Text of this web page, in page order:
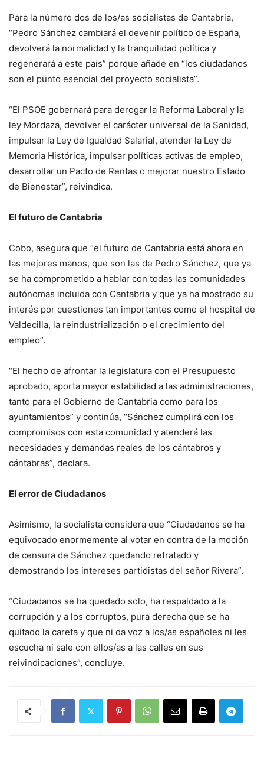
Para la número dos de los/as socialistas de Cantabria,
“Pedro Sánchez cambiará el devenir político de España,
devolverá la normalidad y la tranquilidad política y
regenerará a este país” porque añade en “los ciudadanos
son el punto esencial del proyecto socialista”.
“El PSOE gobernará para derogar la Reforma Laboral y la
ley Mordaza, devolver el carácter universal de la Sanidad,
impulsar la Ley de Igualdad Salarial, atender la Ley de
Memoria Histórica, impulsar políticas activas de empleo,
desarrollar un Pacto de Rentas o mejorar nuestro Estado
de Bienestar”, reivindica.
El futuro de Cantabria
Cobo, asegura que “el futuro de Cantabria está ahora en
las mejores manos, que son las de Pedro Sánchez, que ya
se ha comprometido a hablar con todas las comunidades
autónomas incluida con Cantabria y que ya ha mostrado su
interés por cuestiones tan importantes como el hospital de
Valdecilla, la reindustrialización o el crecimiento del
empleo”.
“El hecho de afrontar la legislatura con el Presupuesto
aprobado, aporta mayor estabilidad a las administraciones,
tanto para el Gobierno de Cantabria como para los
ayuntamientos” y continúa, “Sánchez cumplirá con los
compromisos con esta comunidad y atenderá las
necesidades y demandas reales de los cántabros y
cántabras”, declara.
El error de Ciudadanos
Asimismo, la socialista considera que “Ciudadanos se ha
equivocado enormemente al votar en contra de la moción
de censura de Sánchez quedando retratado y
demostrando los intereses partidistas del señor Rivera”.
“Ciudadanos se ha quedado solo, ha respaldado a la
corrupción y a los corruptos, pura derecha que se ha
quitado la careta y que ni da voz a los/as españoles ni les
escucha ni sale con ellos/as a las calles en sus
reivindicaciones”, concluye.